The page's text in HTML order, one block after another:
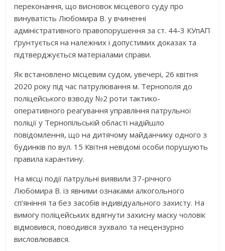
переконання, що висновок місцевого суду про
винуватість Любомира В. у вчиненні
адміністративного правопорушення за ст. 44-3 КУпАП
ґрунтується на належних і допустимих доказах та
підтверджується матеріалами справи.
Як встановлено місцевим судом, увечері, 26 квітня
2020 року під час патрулювання м. Тернополя до
поліцейського взводу №2 роти тактико-
оперативного реагування управління патрульної
поліції у Тернопільській області надійшло
повідомлення, що на дитячому майданчику одного з
будинків по вул. 15 Квітня невідомі особи порушують
правила карантину.
На місці події патрульні виявили 37-річного
Любомира В. із явними ознаками алкогольного
сп’яніння та без засобів індивідуального захисту. На
вимогу поліцейських вдягнути захисну маску чоловік
відмовився, поводився зухвало та нецензурно
висловлювався.